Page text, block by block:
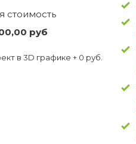
стоимость
руб
в 3D графике + 0 руб.